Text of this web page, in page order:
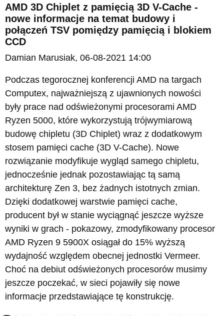
AMD 3D Chiplet z pamięcią 3D V-Cache -
nowe informacje na temat budowy i
połączeń TSV pomiędzy pamięcią i blokiem
CCD
Damian Marusiak, 06-08-2021 14:00
Podczas tegorocznej konferencji AMD na targach
Computex, najważniejszą z ujawnionych nowości
były prace nad odświeżonymi procesorami AMD
Ryzen 5000, które wykorzystują trójwymiarową
budowę chipletu (3D Chiplet) wraz z dodatkowym
stosem pamięci cache (3D V-Cache). Nowe
rozwiązanie modyfikuje wygląd samego chipletu,
jednocześnie jednak pozostawiając tą samą
architekturę Zen 3, bez żadnych istotnych zmian.
Dzięki dodatkowej warstwie pamięci cache,
producent był w stanie wyciągnąć jeszcze wyższe
wyniki w grach - pokazowy, zmodyfikowany procesor
AMD Ryzen 9 5900X osiągał do 15% wyższą
wydajność względem obecnej jednostki Vermeer.
Choć na debiut odświeżonych procesorów musimy
jeszcze poczekać, w sieci pojawiły się nowe
informacje przedstawiające tę konstrukcję.